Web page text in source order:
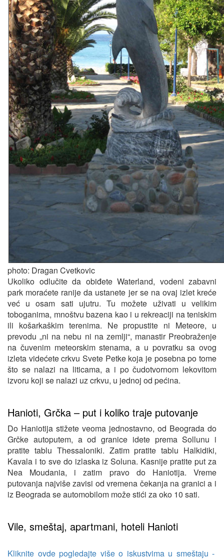
photo: Dragan Cvetkovic
Ukoliko odlučite da obiđete Waterland, vodeni zabavni
park moraćete ranije da ustanete jer se na ovaj izlet kreće
već u osam sati ujutru. Tu možete uživati u velikim
toboganima, mnoštvu bazena kao i u rekreaciji na teniskim
ili košarkaškim terenima. Ne propustite ni Meteore, u
prevodu „ni na nebu ni na zemlji“, manastir Preobraženje
na čuvenim meteorskim stenama, a u povratku sa ovog
izleta videćete crkvu Svete Petke koja je posebna po tome
što se nalazi na liticama, a i po čudotvornom lekovitom
izvoru koji se nalazi uz crkvu, u jednoj od pećina.
Hanioti, Grčka – put i koliko traje putovanje
Do Haniotija stižete veoma jednostavno, od Beograda do
Grčke autoputem, a od granice idete prema Sollunu i
pratite tablu Thessaloniki. Zatim pratite tablu Halkidiki,
Kavala i to sve do izlaska iz Soluna. Kasnije pratite put za
Nea Moudania, i zatim pravo do Haniotija. Vreme
putovanja najviše zavisi od vremena čekanja na granici a i
iz Beograda se automobilom može stići za oko 10 sati.
Vile, smeštaj, apartmani, hoteli Hanioti
Kliknite ovde pogledajte više o iskustvima u smeštaju -